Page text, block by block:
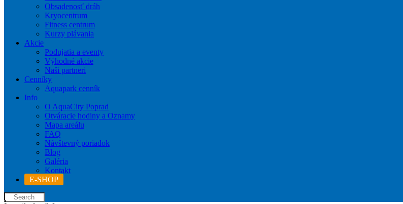
Obsadenosť dráh
Kryocentrum
Fitness centrum
Kurzy plávania
Akcie
Podujatia a eventy
Výhodné akcie
Naši partneri
Cenníky
Aquapark cenník
Info
O AquaCity Poprad
Otváracie hodiny a Oznamy
Mapa areálu
FAQ
Návštevný poriadok
Blog
Galéria
Kontakt
E-SHOP